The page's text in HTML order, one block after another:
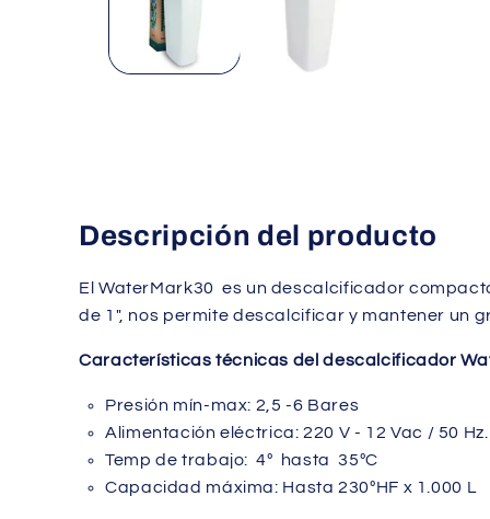
Descripción del producto
El WaterMark30 es un descalcificador
de 1", nos permite descalcificar y mantener un
Características técnicas del descalcificador
Presión mín-max: 2,5 -6 Bares
Alimentación eléctrica: 220 V - 12 Vac / 50 Hz.
Temp de trabajo: 4º hasta 35ºC
Capacidad máxima: Hasta 230ºHF x 1.000 L